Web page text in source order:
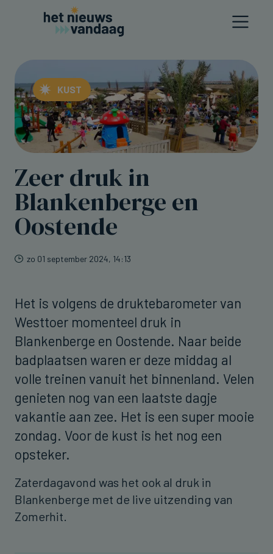
KUST
Zeer druk in
Blankenberge en
Oostende
zo 01 september 2024, 14:13
Het is volgens de druktebarometer van
Westtoer momenteel druk in
Blankenberge en Oostende. Naar beide
badplaatsen waren er deze middag al
volle treinen vanuit het binnenland. Velen
genieten nog van een laatste dagje
vakantie aan zee. Het is een super mooie
zondag. Voor de kust is het nog een
opsteker.
Zaterdagavond was het ook al druk in
Blankenberge met de live uitzending van
Zomerhit.